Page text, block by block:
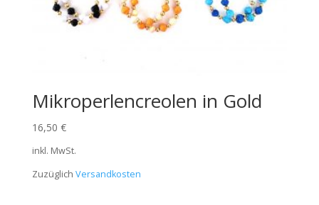
Mikroperlencreolen in Gold
16,50 €
inkl. MwSt.
Zuzüglich Versandkosten